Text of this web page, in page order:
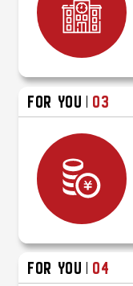
FOR YOU 03
FOR YOU 04